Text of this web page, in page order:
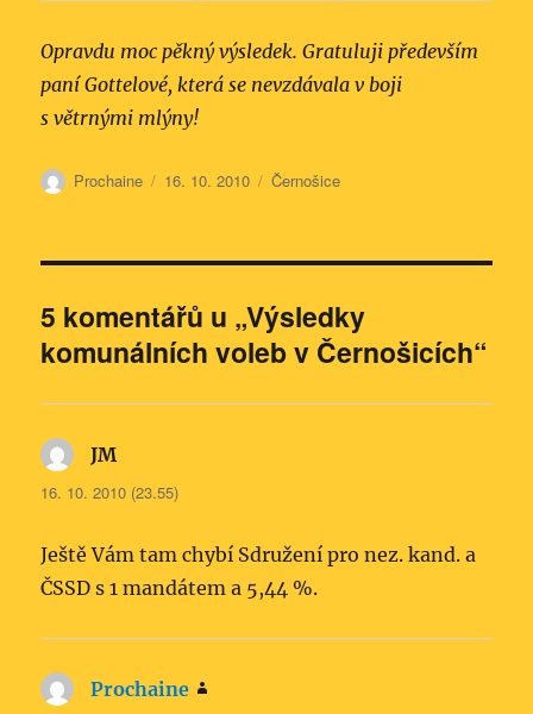
Opravdu moc pěkný výsledek. Gratuluji především
paní Gottelové, která se nevzdávala v boji
s větrnými mlýny!
Autor:
Prochaine Publikováno:
16. 10. 2010 Rubriky:
Černošice
5 komentářů u „Výsledky
komunálních voleb v Černošicích“
JMnapsal:
16. 10. 2010 (23.55)
Ještě Vám tam chybí Sdružení pro nez. kand. a
ČSSD s 1 mandátem a 5,44 %.
Prochaine